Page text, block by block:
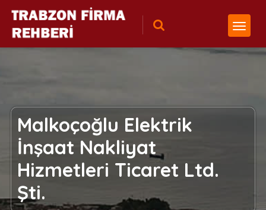
Malkoçoğlu Elektrik
İnşaat Nakliyat
Hizmetleri Ticaret Ltd.
Şti.